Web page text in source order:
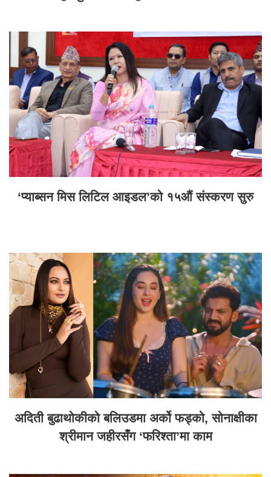
‘प्याब्सन मिस लिटिल आइडल’को १५औं संस्करण सुरु
अदिती बुढाथोकीको बलिउडमा अर्को फड्को, सोनाक्षीका
श्रीमान जहीरसँग ‘फरिश्ता’मा काम